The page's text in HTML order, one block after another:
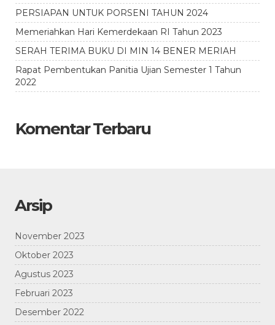
PERSIAPAN UNTUK PORSENI TAHUN 2024
Memeriahkan Hari Kemerdekaan RI Tahun 2023
SERAH TERIMA BUKU DI MIN 14 BENER MERIAH
Rapat Pembentukan Panitia Ujian Semester 1 Tahun
2022
Komentar Terbaru
Arsip
November 2023
Oktober 2023
Agustus 2023
Februari 2023
Desember 2022